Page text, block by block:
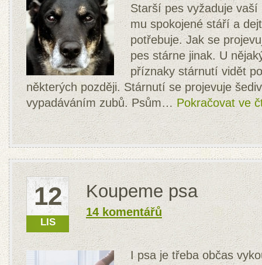
Starší pes vyžaduje
mu spokojené stáří a
potřebuje. Jak se
pes stárne jinak. U
příznaky stárnutí vidět
některých později. Stárnutí se projevuje
vypadáváním zubů. Psům…Pokračovat ve
12
LIS
Koupeme psa
14 komentářů
I psa je třeba občas